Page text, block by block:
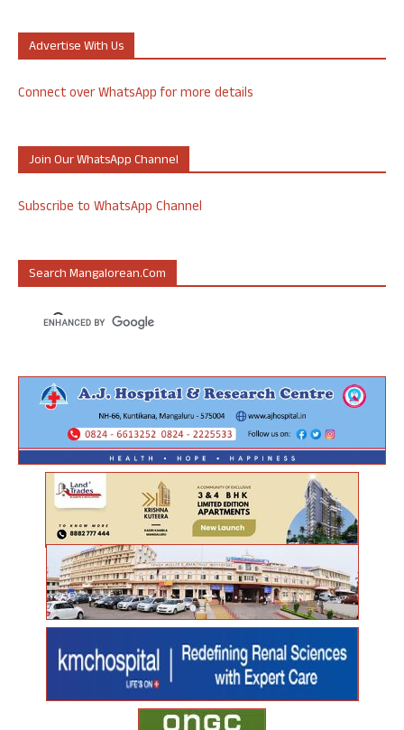
Advertise With Us
Connect over WhatsApp for more details
Join Our WhatsApp Channel
Subscribe to WhatsApp Channel
Search Mangalorean.com